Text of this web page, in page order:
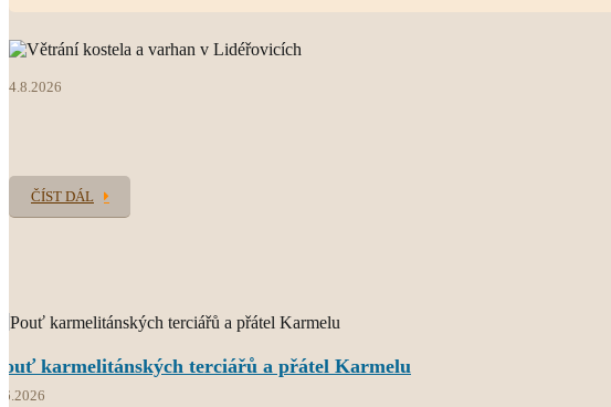
4.8.2026
ČÍST DÁL
karmelitánských terciářů a přátel Karmelu